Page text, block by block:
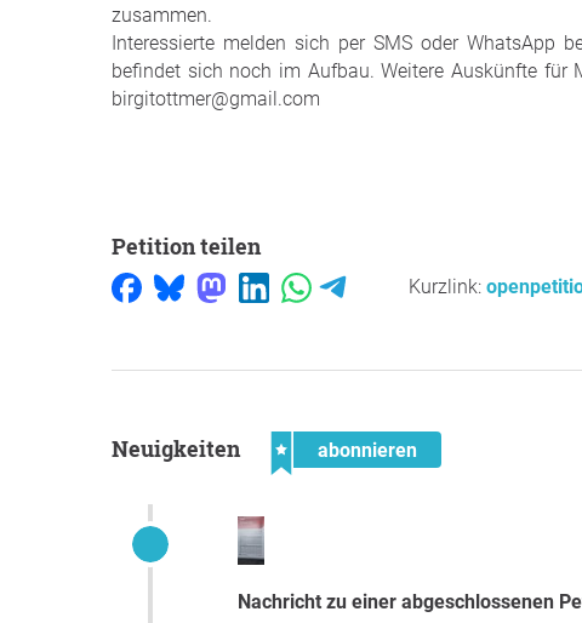
zusammen.
Interessierte melden sich per SMS oder WhatsApp
befindet sich noch im Aufbau. Weitere Auskünfte für
birgitottmer@gmail.com
Petition teilen
Kurzlink:
Neuigkeiten abonnieren
Nachricht zu einer abgeschlossenen